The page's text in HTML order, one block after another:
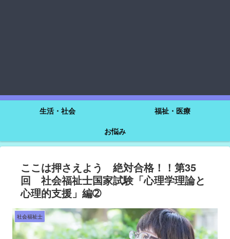
生活・社会
福祉・医療
お悩み
ここは押さえよう 絶対合格！！第35
回 社会福祉士国家試験「心理学理論と
心理的支援」編➁
社会福祉士